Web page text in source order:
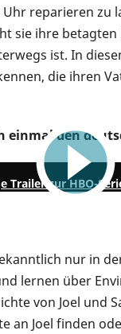
reparieren zu
sie ihre
ist. In
die ihren
den
Trailer zur HBO-
nur in
lernen über
von Joel und
an Joel finden